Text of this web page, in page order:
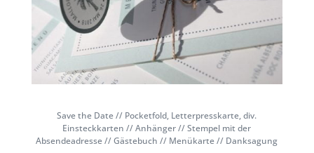
Save the Date // Pocketfold, Letterpresskarte, div.
Einsteckkarten // Anhänger // Stempel mit der
Absendeadresse // Gästebuch // Menükarte // Danksagung